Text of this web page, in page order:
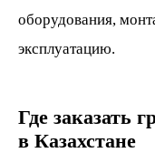
оборудования,
эксплуатацию.
Где заказать
в Казахстане